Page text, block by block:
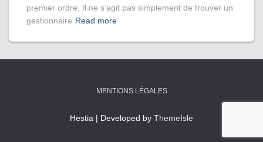
premier ordre. Il ne s’agit pas simplement de trouver un
gestionnaire Read more
MENTIONS LÉGALES
Hestia | Developed by ThemeIsle